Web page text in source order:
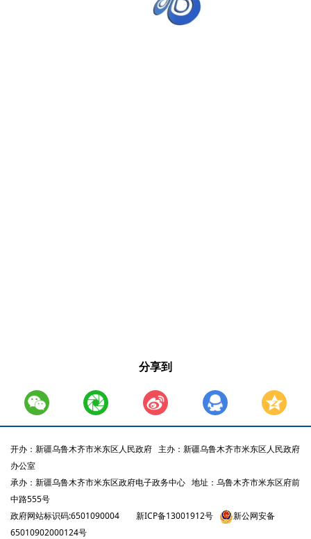
分享到
开办：新疆乌鲁木齐市米东区人民政府 主办：新疆乌鲁木齐市米东区人民政府
办公室
承办：新疆乌鲁木齐市米东区政府电子政务中心 地址：乌鲁木齐市米东区府前
中路555号
政府网站标识码:6501090004
新ICP备13001912号
新公网安备
65010902000124号